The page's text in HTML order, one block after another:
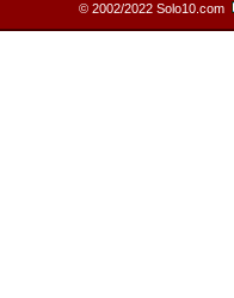
© 2002/2022 Solo10.com